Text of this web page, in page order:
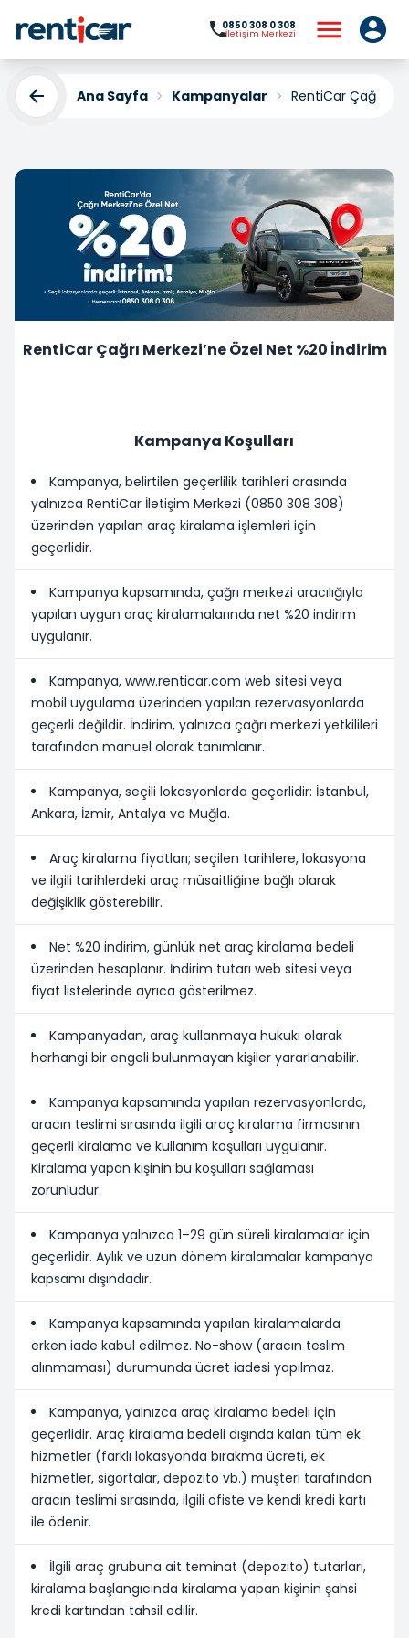
0850 308 0 308
İletişim Merkezi
Ana Sayfa Kampanyalar RentiCar Çağrı
RentiCar Çağrı Merkezi’ne Özel Net %20 İndirim
Kampanya Koşulları
Kampanya, belirtilen geçerlilik tarihleri arasında
yalnızca RentiCar İletişim Merkezi (0850 308 308)
üzerinden yapılan araç kiralama işlemleri için
geçerlidir.
Kampanya kapsamında, çağrı merkezi aracılığıyla
yapılan uygun araç kiralamalarında net %20 indirim
uygulanır.
Kampanya, www.renticar.com web sitesi veya
mobil uygulama üzerinden yapılan rezervasyonlarda
geçerli değildir. İndirim, yalnızca çağrı merkezi yetkilileri
tarafından manuel olarak tanımlanır.
Kampanya, seçili lokasyonlarda geçerlidir: İstanbul,
Ankara, İzmir, Antalya ve Muğla.
Araç kiralama fiyatları; seçilen tarihlere, lokasyona
ve ilgili tarihlerdeki araç müsaitliğine bağlı olarak
değişiklik gösterebilir.
Net %20 indirim, günlük net araç kiralama bedeli
üzerinden hesaplanır. İndirim tutarı web sitesi veya
fiyat listelerinde ayrıca gösterilmez.
Kampanyadan, araç kullanmaya hukuki olarak
herhangi bir engeli bulunmayan kişiler yararlanabilir.
Kampanya kapsamında yapılan rezervasyonlarda,
aracın teslimi sırasında ilgili araç kiralama firmasının
geçerli kiralama ve kullanım koşulları uygulanır.
Kiralama yapan kişinin bu koşulları sağlaması
zorunludur.
Kampanya yalnızca 1–29 gün süreli kiralamalar için
geçerlidir. Aylık ve uzun dönem kiralamalar kampanya
kapsamı dışındadır.
Kampanya kapsamında yapılan kiralamalarda
erken iade kabul edilmez. No-show (aracın teslim
alınmaması) durumunda ücret iadesi yapılmaz.
Kampanya, yalnızca araç kiralama bedeli için
geçerlidir. Araç kiralama bedeli dışında kalan tüm ek
hizmetler (farklı lokasyonda bırakma ücreti, ek
hizmetler, sigortalar, depozito vb.) müşteri tarafından
aracın teslimi sırasında, ilgili ofiste ve kendi kredi kartı
ile ödenir.
İlgili araç grubuna ait teminat (depozito) tutarları,
kiralama başlangıcında kiralama yapan kişinin şahsi
kredi kartından tahsil edilir.